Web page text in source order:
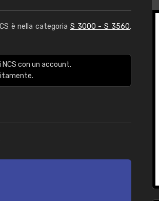
è nella categoria S 3000 - S 3560,
con un account.